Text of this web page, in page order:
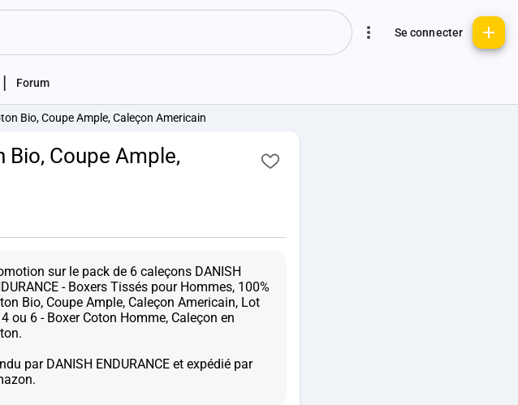
Se connecter
Forum
Bio, Coupe Ample, Caleçon Americain
Bio, Coupe Ample,
sur le pack de 6 caleçons DANISH
- Boxers Tissés pour Hommes, 100%
Bio, Coupe Ample, Caleçon Americain, Lot
ou 6 - Boxer Coton Homme, Caleçon en
par DANISH ENDURANCE et expédié par